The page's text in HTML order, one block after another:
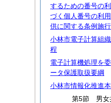
するための番号の
づく個人番号の利
供に関する条例施
小林市電子計算組
程
電子計算機処理を
ータ保護取扱要綱
小林市情報化推進
第5節 男女